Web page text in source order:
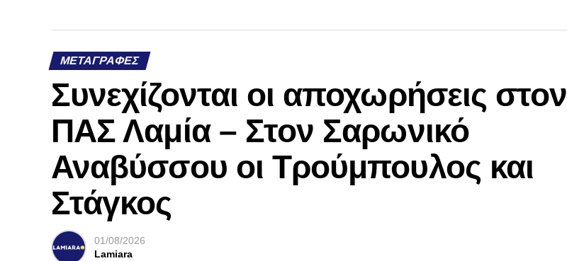
ΜΕΤΑΓΡΑΦΈΣ
Συνεχίζονται οι αποχωρήσεις στον
ΠΑΣ Λαμία – Στον Σαρωνικό
Αναβύσσου οι Τρούμπουλος και
Στάγκος
01/08/2026
Lamiara